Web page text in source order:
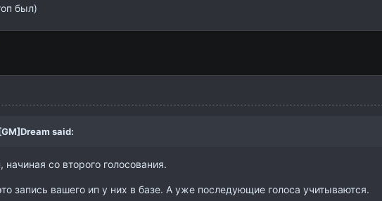
был)
said:
со второго голосования.
запись вашего ип у них в базе. А уже последующие голоса учитываются.